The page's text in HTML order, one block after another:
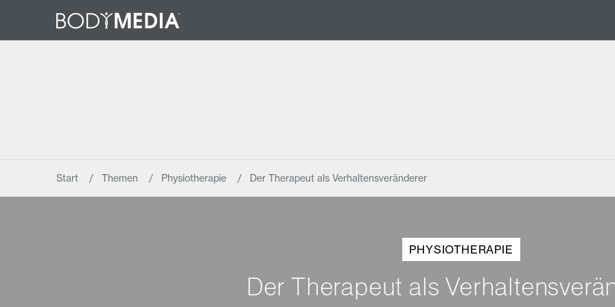
Start Themen Physiotherapie Der Therapeut als Verhaltensveränderer
PHYSIOTHERAPIE
Der Therapeut als